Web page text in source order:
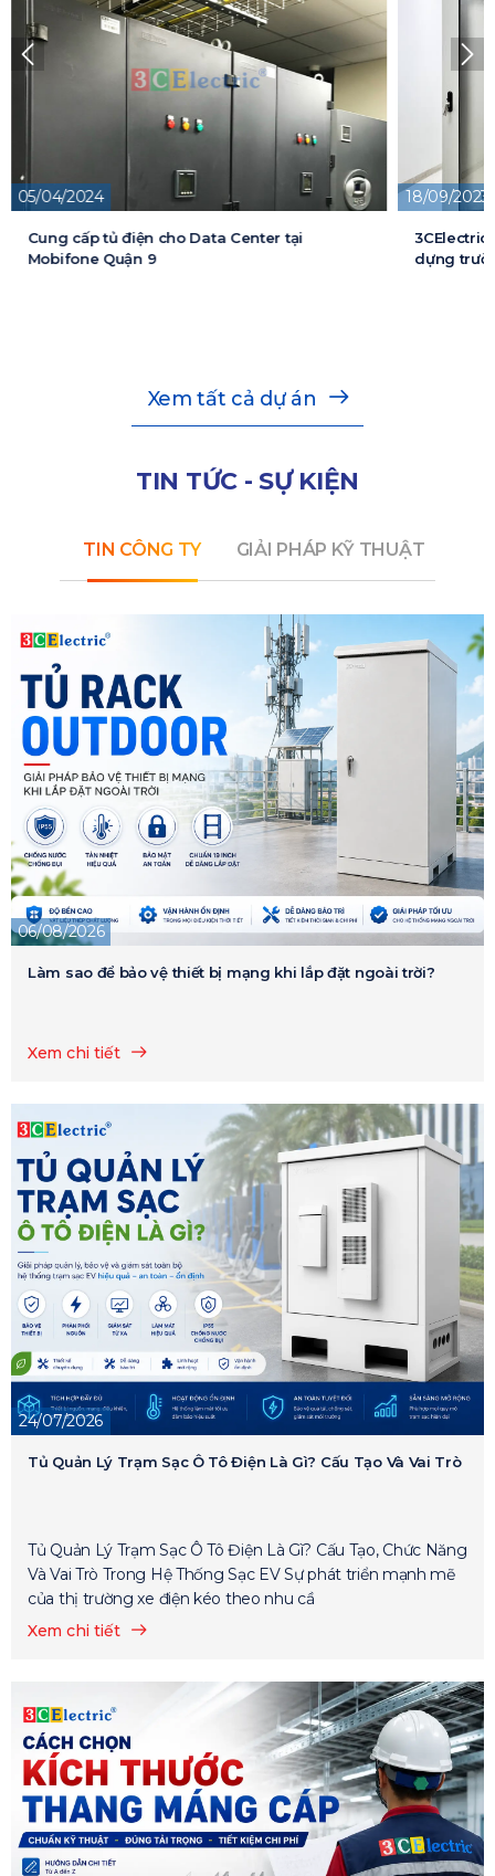
05/04/2024
Cung cấp tủ điện cho Data Center tại
Mobifone Quận 9
18/09/2023
3CElectric
dựng
Xem tất cả dự án
TIN TỨC - SỰ KIỆN
TIN CÔNG TY GIẢI PHÁP KỸ THUẬT
06/08/2026
Làm sao để bảo vệ thiết bị mạng khi lắp đặt ngoài trời?
Xem chi tiết
24/07/2026
Tủ Quản Lý Trạm Sạc Ô Tô Điện Là Gì? Cấu Tạo Và Vai Trò
Tủ Quản Lý Trạm Sạc Ô Tô Điện Là Gì? Cấu Tạo, Chức Năng
Và Vai Trò Trong Hệ Thống Sạc EV Sự phát triển mạnh mẽ
của thị trường xe điện kéo theo nhu cầ
Xem chi tiết